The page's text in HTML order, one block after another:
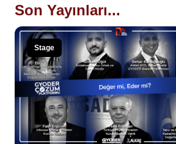
Son Yayınları...
Stage